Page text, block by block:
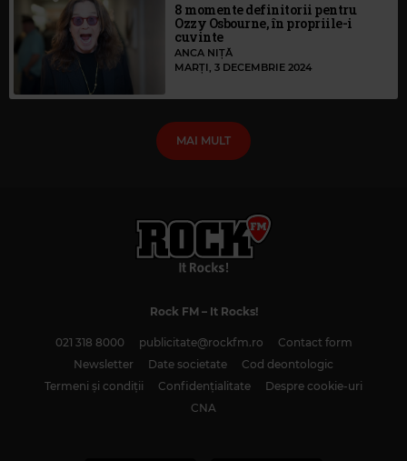
8 momente definitorii pentru
Ozzy Osbourne, în propriile-i
cuvinte
ANCA NIȚĂ
MARȚI, 3 DECEMBRIE 2024
MAI MULT
Rock FM– It Rocks!
021 318 8000 publicitate@rockfm.ro
Contact form
Newsletter
Date societate
Cod deontologic
Termeni și condiții
Confidențialitate
Despre cookie-uri
CNA